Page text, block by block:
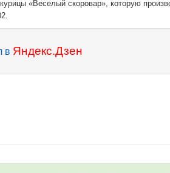
«Веселый скоровар», которую
в Яндекс.Дзен